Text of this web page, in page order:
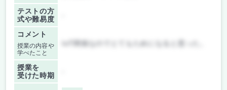
テストの方
式や難易度
コメント
授業の内容や
学べたこと
授業を
受けた時期